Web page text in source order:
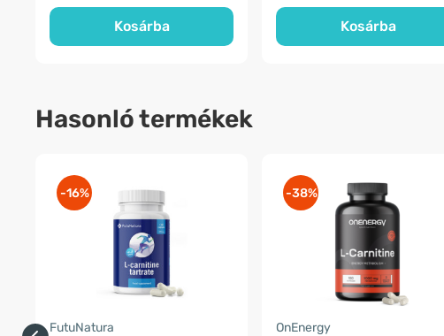
Kosárba Kosárba
Hasonló termékek
-16%
FutuNatura
-38%
OnEnergy